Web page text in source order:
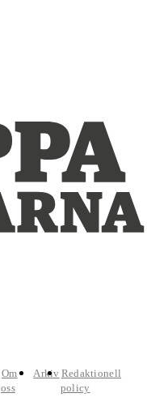
Om
oss
Arkiv Redaktionell
policy